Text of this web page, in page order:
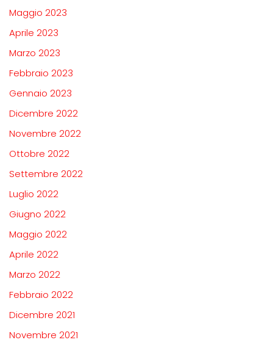
Maggio 2023
Aprile 2023
Marzo 2023
Febbraio 2023
Gennaio 2023
Dicembre 2022
Novembre 2022
Ottobre 2022
Settembre 2022
Luglio 2022
Giugno 2022
Maggio 2022
Aprile 2022
Marzo 2022
Febbraio 2022
Dicembre 2021
Novembre 2021